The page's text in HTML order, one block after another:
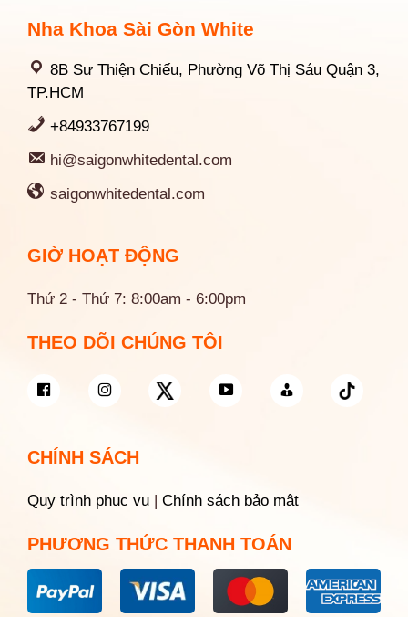
Nha Khoa Sài Gòn White
8B Sư Thiện Chiếu, Phường Võ Thị Sáu Quận 3,
TP.HCM
+84933767199
hi@saigonwhitedental.com
saigonwhitedental.com
GIỜ HOẠT ĐỘNG
Thứ 2 - Thứ 7: 8:00am - 6:00pm
THEO DÕI CHÚNG TÔI
CHÍNH SÁCH
Quy trình phục vụ | Chính sách bảo mật
PHƯƠNG THỨC THANH TOÁN